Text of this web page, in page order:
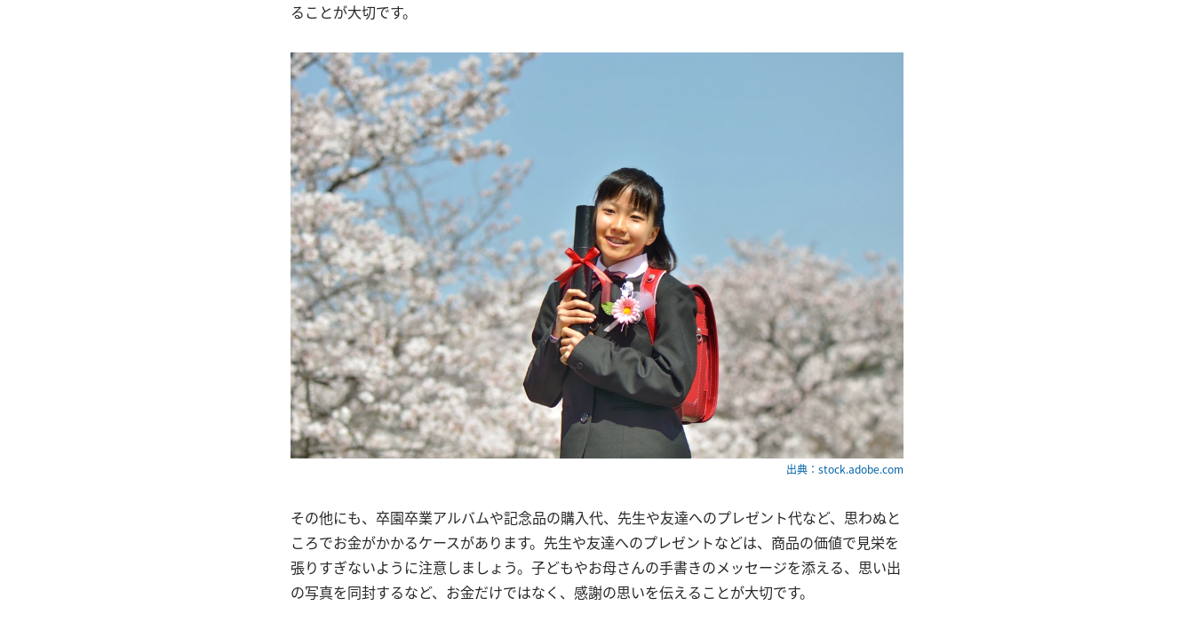
ることが大切です。
出典：stock.adobe.com
その他にも、卒園卒業アルバムや記念品の購入代、先生や友達へのプレゼント代など、思わぬと
ころでお金がかかるケースがあります。先生や友達へのプレゼントなどは、商品の価値で見栄を
張りすぎないように注意しましょう。子どもやお母さんの手書きのメッセージを添える、思い出
の写真を同封するなど、お金だけではなく、感謝の思いを伝えることが大切です。